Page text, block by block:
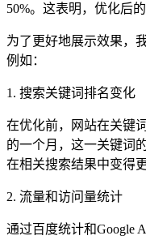
50%。这表明，优化后
为了更好地展示效果，
例如：
1. 搜索关键词排名变化
在优化前，网站在关键
的一个月，这一关键词
在相关搜索结果中变得
2. 流量和访问量统计
通过百度统计和Google